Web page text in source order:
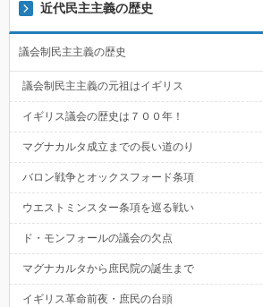
近代民主主義の歴史
議会制民主主義の歴史
議会制民主主義の元祖はイギリス
イギリス議会の歴史は７００年！
マグナカルタ成立までの長い道のり
バロン戦争とオックスフォード条項
ウエストミンスター条項を巡る戦い
ド・モンフォールの議会の欠点
マグナカルタから庶民院の誕生まで
イギリス革命前夜・庶民の台頭